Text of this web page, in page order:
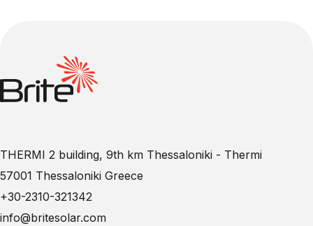
THERMI 2 building, 9th km Thessaloniki - Thermi
57001 Thessaloniki Greece
+30-2310-321342
info@britesolar.com